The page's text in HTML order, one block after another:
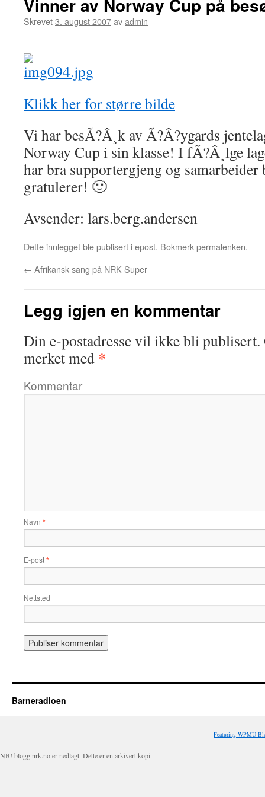
Vinner av Norway Cup på
Skrevet3. august 2007avadmin
Klikk her for større bilde
Vi har besÃ?Â¸k av Ã?Â?ygards
Norway Cup i sin klasse! I fÃ?Â¸lge
har bra supportergjeng og
gratulerer! 🙂
Avsender: lars.berg.andersen
Dette innlegget ble publisert iepost. Bokmerkpermalenken.
← Afrikansk sang på NRK Super
Legg igjen en kommentar
Din e-postadresse vil ikke bli publisert.
merket med *
Kommentar
Navn *
E-post*
Nettsted
Barneradioen
Featuring WPMU
NB! blogg.nrk.no er nedlagt. Dette er en arkivert kopi